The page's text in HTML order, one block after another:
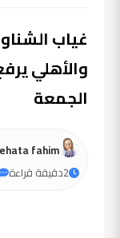
غياب
والأهلي
الجمعة
fahim
2دقيقة قراءة